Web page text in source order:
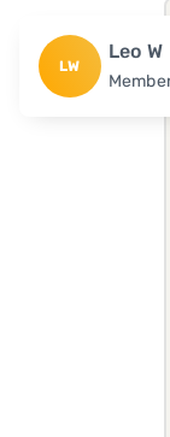
LW
Leo W